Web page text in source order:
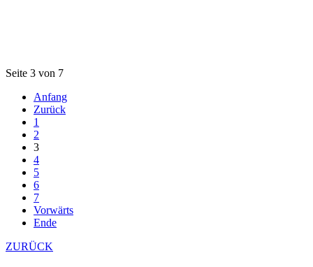
Seite 3 von 7
Anfang
Zurück
1
2
3
4
5
6
7
Vorwärts
Ende
ZURÜCK